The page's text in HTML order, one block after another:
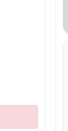
altyapısıyla